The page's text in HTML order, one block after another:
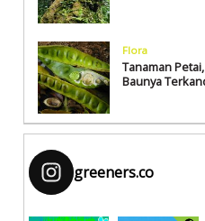
Flora
Tanaman
Baunya
greeners.co